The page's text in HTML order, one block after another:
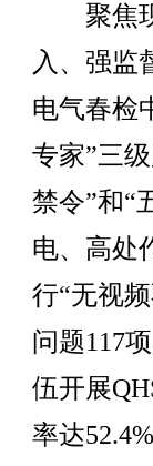
聚焦现
入、强监
电气春检
专家”三
禁令”和“
电、高处
行“无视
问题117
伍开展
率达